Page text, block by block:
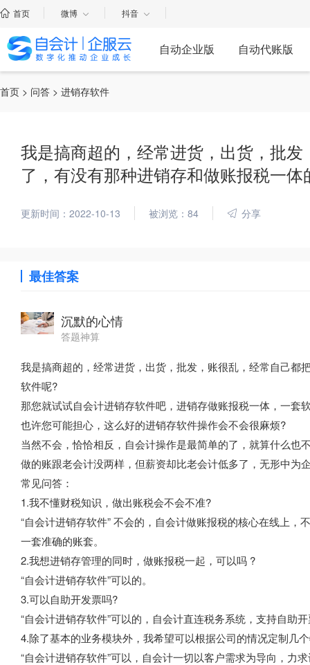
首页 微博 抖音
自动企业版 自动代账版
首页 > 问答 > 进销存软件
我是搞商超的，经常进货，出货，批
了，有没有那种进销存和做账报税一
更新时间：2022-10-13 被浏览：84 分享
最佳答案
沉默的心情
答题神算
我是搞商超的，经常进货，出货，批发，账很乱，经常自己
软件呢?
那您就试试自会计进销存软件吧，进销存做账报税一体，一套
也许您可能担心，这么好的进销存软件操作会不会很麻烦?
当然不会，恰恰相反，自会计操作是最简单的了，就算什么也
做的账跟老会计没两样，但薪资却比老会计低多了，无形中为
常见问答：
1.我不懂财税知识，做出账税会不会不准?
“自会计进销存软件” 不会的，自会计做账报税的核心在线上
一套准确的账套。
2.我想进销存管理的同时，做账报税一起，可以吗 ?
“自会计进销存软件”可以的。
3.可以自助开发票吗?
“自会计进销存软件”可以的，自会计直连税务系统，支持自助
4.除了基本的业务模块外，我希望可以根据公司的情况定制几
“自会计进销存软件”可以，自会计一切以客户需求为导向，力